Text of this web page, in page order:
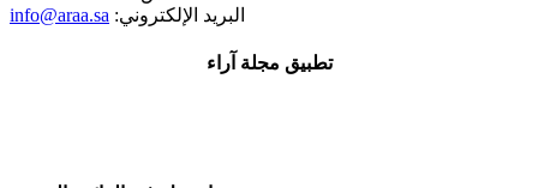
info@araa.sa :البريد الإلكتروني
تطبيق مجلة آراء